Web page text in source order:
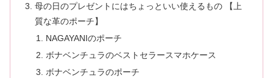
母の日のプレゼントにはちょっといい使えるもの 【上
質な革のポーチ】
NAGAYANIのポーチ
ボナベンチュラのベストセラースマホケース
ボナベンチュラのポーチ